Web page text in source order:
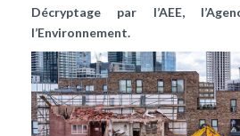
Décryptage par l’AEE,
l’Environnement.